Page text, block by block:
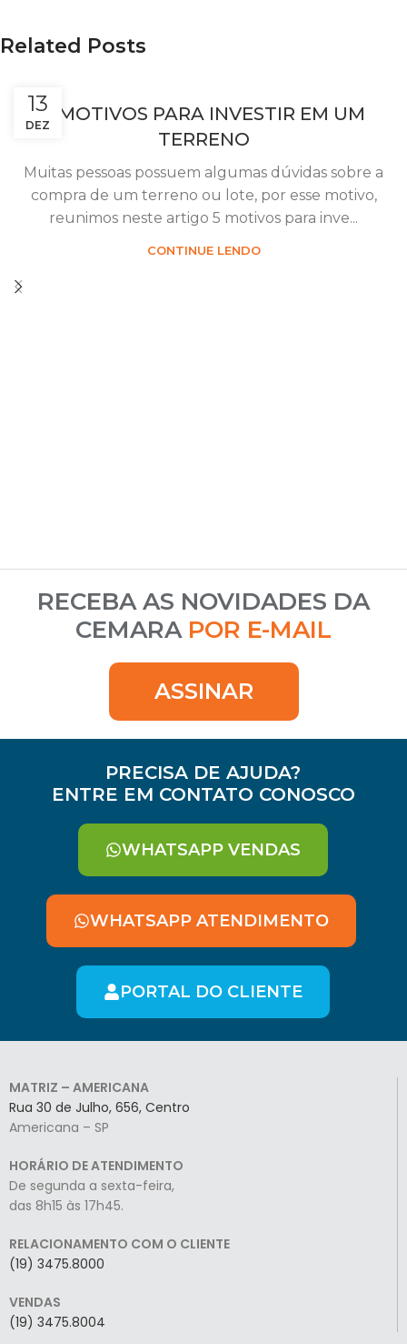
Related Posts
13
DEZ
5 MOTIVOS PARA INVESTIR EM UM
TERRENO
Muitas pessoas possuem algumas dúvidas sobre a
compra de um terreno ou lote, por esse motivo,
reunimos neste artigo 5 motivos para inve...
CONTINUE LENDO
RECEBA AS NOVIDADES DA
CEMARA POR E-MAIL
ASSINAR
PRECISA DE AJUDA?
ENTRE EM CONTATO CONOSCO
WHATSAPP VENDAS
WHATSAPP ATENDIMENTO
PORTAL DO CLIENTE
MATRIZ – AMERICANA
Rua 30 de Julho, 656, Centro
Americana – SP
HORÁRIO DE ATENDIMENTO
De segunda a sexta-feira,
das 8h15 às 17h45.
RELACIONAMENTO COM O CLIENTE
(19) 3475.8000
VENDAS
(19) 3475.8004